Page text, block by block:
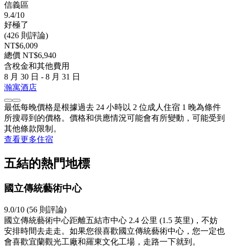
信義區
9.4/10
好極了
(426 則評論)
NT$6,009
總價 NT$6,940
含稅金和其他費用
8 月 30 日 - 8 月 31 日
瀚寓酒店
最低每晚價格是根據過去 24 小時以 2 位成人住宿 1 晚為條件
所搜尋到的價格。價格和供應情況可能會有所變動，可能受到
其他條款限制。
查看更多住宿
五結的熱門地標
國立傳統藝術中心
9.0/10 (56 則評論)
國立傳統藝術中心距離五結市中心 2.4 公里 (1.5 英里)，不妨
安排時間去走走。如果您很喜歡國立傳統藝術中心，您一定也
會喜歡宜蘭觀光工廠和羅東文化工場，走路一下就到。